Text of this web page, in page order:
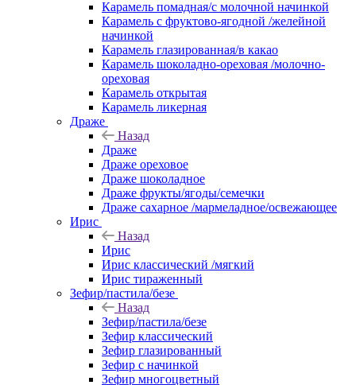
Карамель помадная/с молочной начинкой
Карамель с фруктово-ягодной /желейной
начинкой
Карамель глазированная/в какао
Карамель шоколадно-ореховая /молочно-
ореховая
Карамель открытая
Карамель ликерная
Драже
Назад
Драже
Драже ореховое
Драже шоколадное
Драже фрукты/ягоды/семечки
Драже сахарное /мармеладное/освежающее
Ирис
Назад
Ирис
Ирис классический /мягкий
Ирис тираженный
Зефир/пастила/безе
Назад
Зефир/пастила/безе
Зефир классический
Зефир глазированный
Зефир с начинкой
Зефир многоцветный